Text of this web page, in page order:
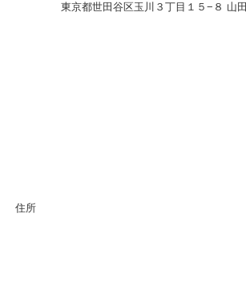
住所
東京都世田谷区玉川３丁目１５−８ 山